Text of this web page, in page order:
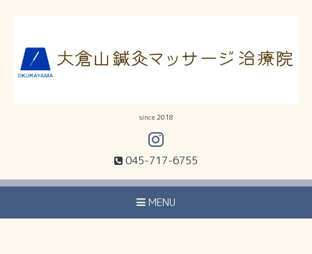
since 2018
045-717-6755
MENU